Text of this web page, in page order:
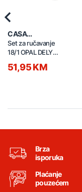
CASA
COLLECTION
Set za ručavanje
18/1 OPAL DELY
51,95 KM
Brza
isporuka
Plaćanje
pouzećem